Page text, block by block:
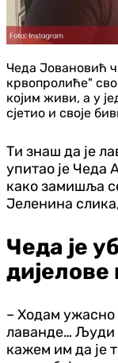
Чеда Јовановић
крвопролиће"
којим живи, а у
сјетио и своје
Ти знаш да је
упитао је Чеда
како замишља
Јеленина
Чеда је
дијелове
– Ходам ужасно
лаванде… Људи
кажем им да је